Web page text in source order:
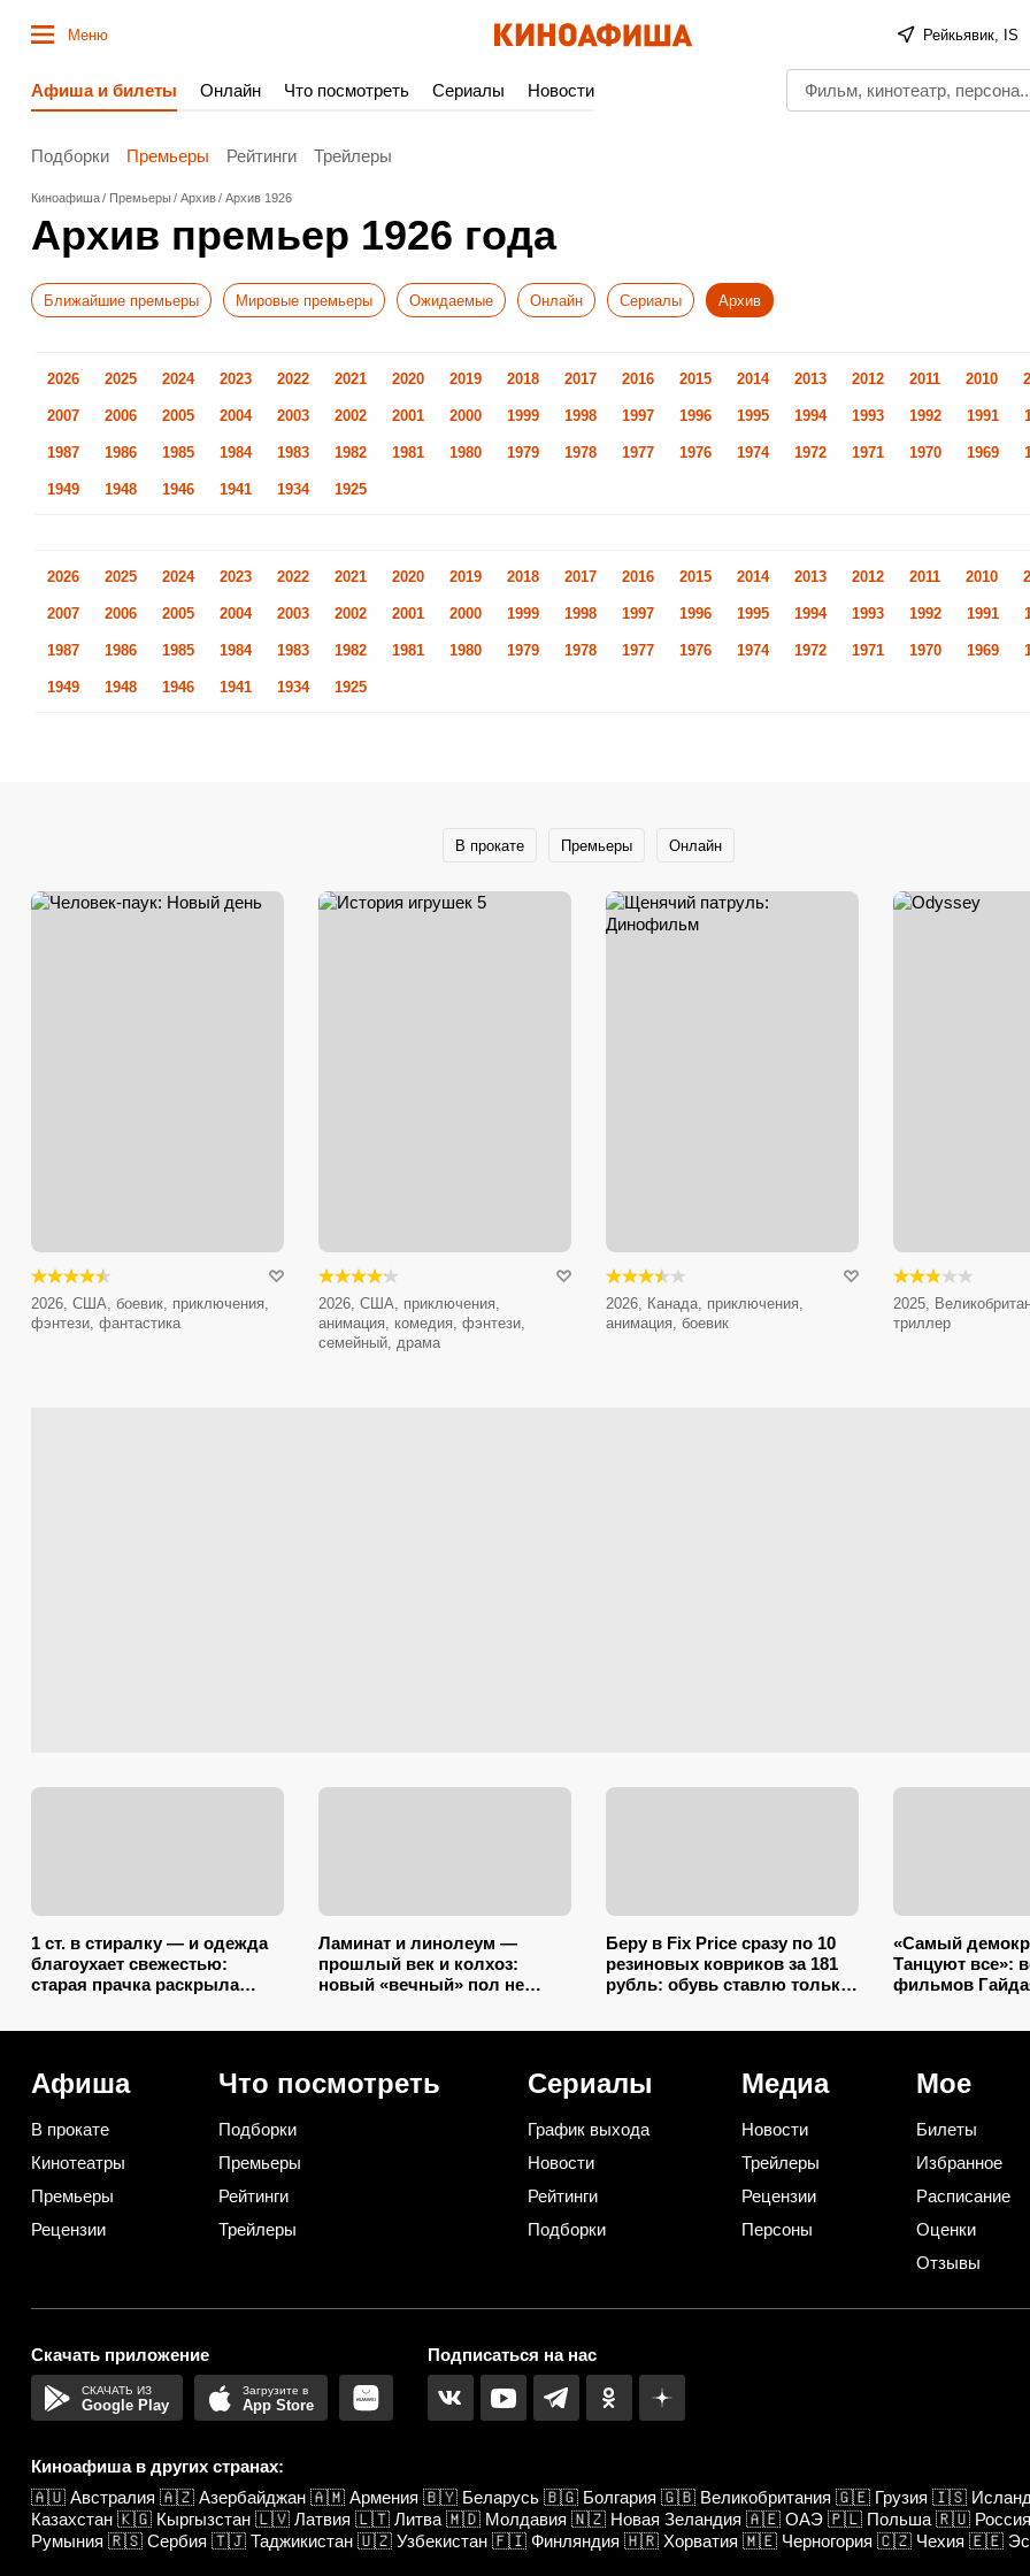
Меню Рейкьявик, IS
Афиша и билеты Онлайн Что посмотреть Сериалы Новости
Подборки Премьеры Рейтинги Трейлеры
Киноафиша Премьеры Архив Архив 1926
Архив премьер 1926 года
Ближайшие премьеры Мировые премьеры Ожидаемые Онлайн Сериалы Архив
2026 2025 2024 2023 2022 2021 2020 2019 2018 2017 2016 2015 2014 2013 2012 2011 2010
2007 2006 2005 2004 2003 2002 2001 2000 1999 1998 1997 1996 1995 1994 1993 1992 1991
1987 1986 1985 1984 1983 1982 1981 1980 1979 1978 1977 1976 1974 1972 1971 1970 1969
1949 1948 1946 1941 1934 1925
2026 2025 2024 2023 2022 2021 2020 2019 2018 2017 2016 2015 2014 2013 2012 2011 2010
2007 2006 2005 2004 2003 2002 2001 2000 1999 1998 1997 1996 1995 1994 1993 1992 1991
1987 1986 1985 1984 1983 1982 1981 1980 1979 1978 1977 1976 1974 1972 1971 1970 1969
1949 1948 1946 1941 1934 1925
В прокате Премьеры Онлайн
2026, США, боевик, приключения,
фэнтези, фантастика
2026, США, приключения,
анимация, комедия, фэнтези,
семейный, драма
2026, Канада, приключения,
анимация, боевик
2025,
триллер
1 ст. в стиралку — и одежда
благоухает свежестью:
старая прачка раскрыла
Ламинат и линолеум —
прошлый век и колхоз:
новый «вечный» пол не
Беру в Fix Price сразу по 10
резиновых ковриков за 181
рубль: обувь ставлю только
«Самый
Танцуют все»:
фильмов
Афиша
В прокате
Кинотеатры
Премьеры
Рецензии
Что посмотреть
Подборки
Премьеры
Рейтинги
Трейлеры
Сериалы
График выхода
Новости
Рейтинги
Подборки
Медиа
Новости
Трейлеры
Рецензии
Персоны
Мое
Билеты
Избранное
Расписание
Оценки
Отзывы
Скачать приложение
Google Play App Store
Подписаться на нас
Киноафиша в других странах:
🇦🇺 Австралия 🇦🇿 Азербайджан 🇦🇲 Армения 🇧🇾 Беларусь 🇧🇬 Болгария 🇬🇧 Великобритания 🇬🇪 Грузия 🇮🇸
Казахстан 🇰🇬 Кыргызстан 🇱🇻 Латвия 🇱🇹 Литва 🇲🇩 Молдавия 🇳🇿 Новая Зеландия 🇦🇪 ОАЭ 🇵🇱 Польша 🇷🇺 Россия
Румыния 🇷🇸 Сербия 🇹🇯 Таджикистан 🇺🇿 Узбекистан 🇫🇮 Финляндия 🇭🇷 Хорватия 🇲🇪 Черногория 🇨🇿 Чехия 🇪🇪